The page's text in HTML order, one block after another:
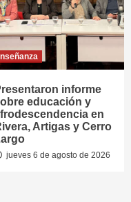
informe
educación y
en
Artigas y Cerro
jueves 6 de agosto de 2026